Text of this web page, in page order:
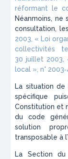
réformant le
Néanmoins,
consultation,
2003, « Loi
collectivités
30 juillet 2003,
local » , n°
La situation
spécifique
Constitution et
du code
solution
transposable à
La Section